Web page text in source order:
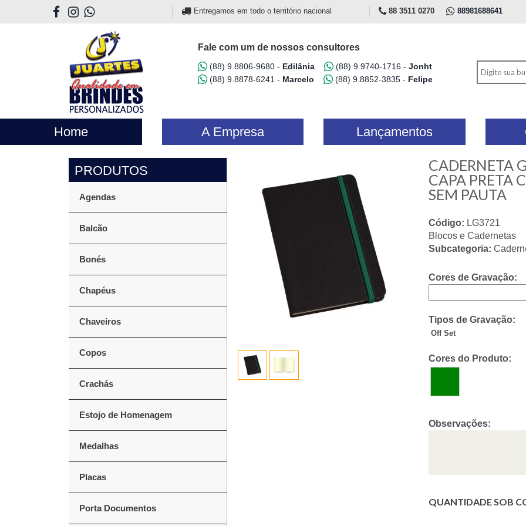
Entregamos em todo o território nacional 88 3511 0270 88981688641
Fale com um de nossos consultores
(88) 9.8806-9680 - Edilânia (88) 9.9740-1716 - Jonht
(88) 9.8878-6241 - Marcelo (88) 9.8852-3835 - Felipe
Home A Empresa Lançamentos
Agendas
Balcão
Bonés
Chapéus
Chaveiros
Copos
Crachás
Estojo de Homenagem
Medalhas
Placas
Porta Documentos
CADERNETA
CAPA PRETA
SEM PAUTA
Código: LG3721
Blocos e Cadernetas
Subcategoria:
Cores de Gravação:
Tipos de Gravação:
Off Set
Cores do Produto:
Observações:
QUANTIDADE SOB